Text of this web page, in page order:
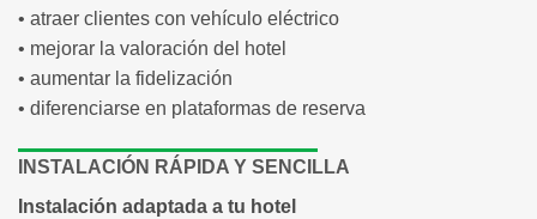
• atraer clientes con vehículo eléctrico
• mejorar la valoración del hotel
• aumentar la fidelización
• diferenciarse en plataformas de reserva
INSTALACIÓN RÁPIDA Y SENCILLA
Instalación adaptada a tu hotel